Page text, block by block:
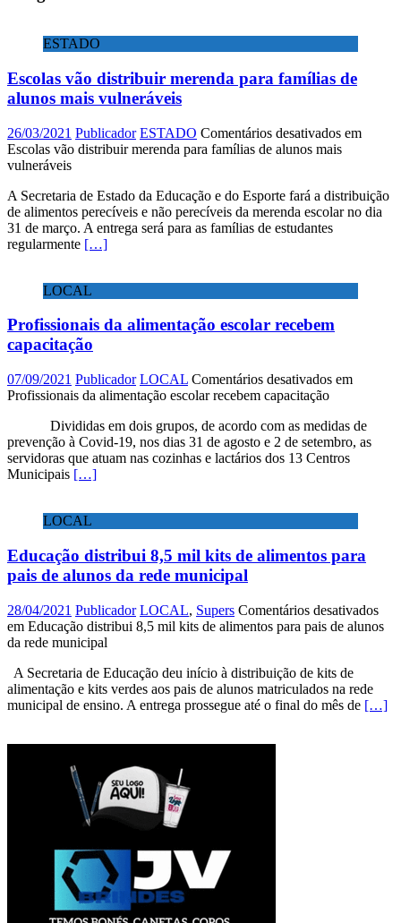
ESTADO
Escolas vão distribuir merenda para famílias de
alunos mais vulneráveis
26/03/2021 Publicador ESTADO Comentários desativados em
Escolas vão distribuir merenda para famílias de alunos mais
vulneráveis
A Secretaria de Estado da Educação e do Esporte fará a distribuição
de alimentos perecíveis e não perecíveis da merenda escolar no dia
31 de março. A entrega será para as famílias de estudantes
regularmente […]
LOCAL
Profissionais da alimentação escolar recebem
capacitação
07/09/2021 Publicador LOCAL Comentários desativados em
Profissionais da alimentação escolar recebem capacitação
Divididas em dois grupos, de acordo com as medidas de
prevenção à Covid-19, nos dias 31 de agosto e 2 de setembro, as
servidoras que atuam nas cozinhas e lactários dos 13 Centros
Municipais […]
LOCAL
Educação distribui 8,5 mil kits de alimentos para
pais de alunos da rede municipal
28/04/2021 Publicador LOCAL, Supers Comentários desativados
em Educação distribui 8,5 mil kits de alimentos para pais de alunos
da rede municipal
A Secretaria de Educação deu início à distribuição de kits de
alimentação e kits verdes aos pais de alunos matriculados na rede
municipal de ensino. A entrega prossegue até o final do mês de […]